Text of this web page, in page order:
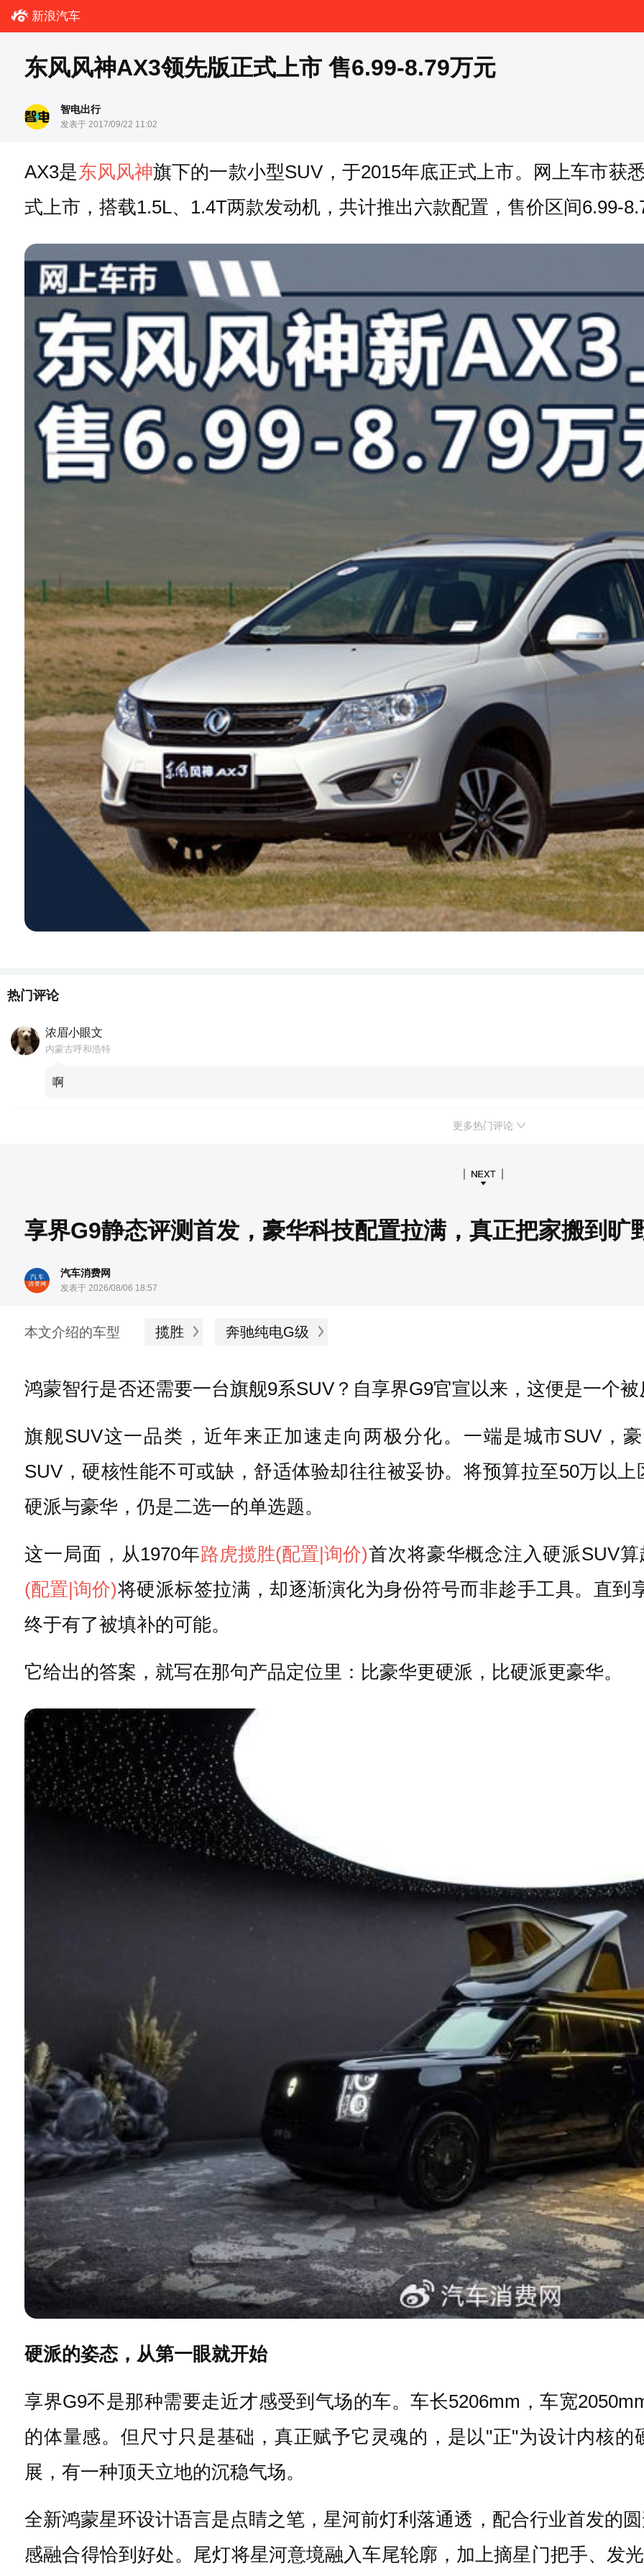
新浪汽车
东风风神AX3领先版正式上市 售6.99-8.79万元
智电出行
发表于 2017/09/22 11:02
AX3是东风风神旗下的一款小型SUV，于2015年底正式上市。网上车市获
式上市，搭载1.5L、1.4T两款发动机，共计推出六款配置，售价区间6.99-
热门评论
浓眉小眼文
内蒙古呼和浩特
啊
更多热门评论
享界G9静态评测首发，豪华科技配置拉满，真正把家搬到旷
汽车消费网
发表于 2026/08/06 18:57
本文介绍的车型 揽胜 奔驰纯电G级
鸿蒙智行是否还需要一台旗舰9系SUV？自享界G9官宣以来，这便是一个
旗舰SUV这一品类，近年来正加速走向两极分化。一端是城市SUV，
SUV，硬核性能不可或缺，舒适体验却往往被妥协。将预算拉至50万以
硬派与豪华，仍是二选一的单选题。
这一局面，从1970年路虎揽胜(配置 |询价)首次将豪华概念注入硬派SUV
(配置 |询价)将硬派标签拉满，却逐渐演化为身份符号而非趁手工具。直到
终于有了被填补的可能。
它给出的答案，就写在那句产品定位里：比豪华更硬派，比硬派更豪华。
硬派的姿态，从第一眼就开始
享界G9不是那种需要走近才感受到气场的车。车长5206mm，车宽
的体量感。但尺寸只是基础，真正赋予它灵魂的，是以"正"为设计内核
展，有一种顶天立地的沉稳气场。
全新鸿蒙星环设计语言是点睛之笔，星河前灯利落通透，配合行业首发的
感融合得恰到好处。尾灯将星河意境融入车尾轮廓，加上摘星门把手、发